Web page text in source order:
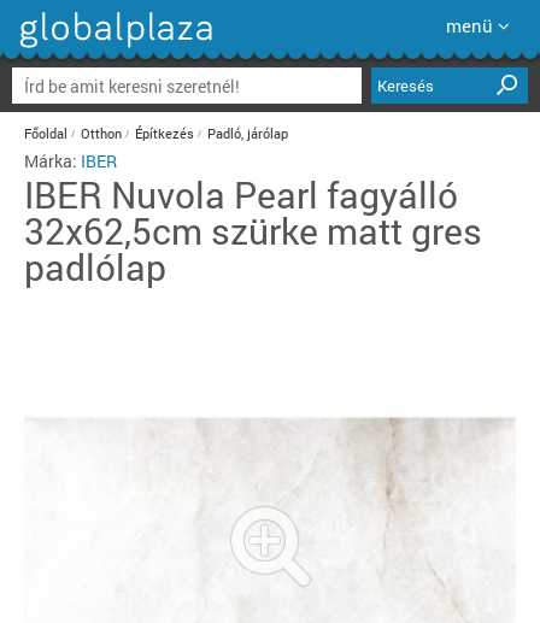
menü
Keresés
Főoldal Otthon Építkezés Padló, járólap
Márka: IBER
IBER Nuvola Pearl fagyálló
32x62,5cm szürke matt gres
padlólap